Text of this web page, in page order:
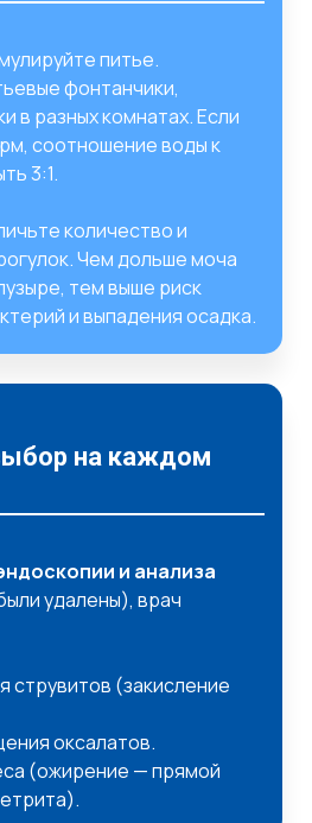
питье.
фонтанчики,
в разных комнатах. Если
соотношение воды к
3:1.
количество и
Чем дольше моча
тем выше риск
и выпадения осадка.
на каждом
и анализа
удалены), врач
струвитов (закисление
оксалатов.
(ожирение — прямой